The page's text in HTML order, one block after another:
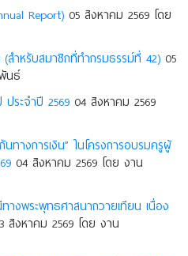
Report) 05 สิงหาคม 2569 โดย
สำหรับสมาชิกที่ทำกรมธรรม์ที่ 42) 05
นธ์
ประจำปี 2569 04 สิงหาคม 2569
ทางการเงิน” ในโครงการอบรมครูผู้
04 สิงหาคม 2569 โดย งาน
งพระพุทธศาสนาถวายเทียน เนื่อง
สิงหาคม 2569 โดย งาน